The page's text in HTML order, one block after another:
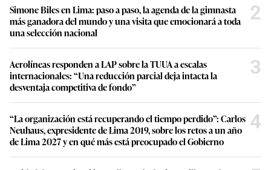
Simone Biles en Lima: paso a paso, la agenda de la gimnasta
más ganadora del mundo y una visita que emocionará a toda
una selección nacional
2
Aerolíneas responden a LAP sobre la TUUA a escalas
internacionales: “Una reducción parcial deja intacta la
desventaja competitiva de fondo”
3
“La organización está recuperando el tiempo perdido”: Carlos
Neuhaus, expresidente de Lima 2019, sobre los retos a un año
de Lima 2027 y en qué más está preocupado el Gobierno
4